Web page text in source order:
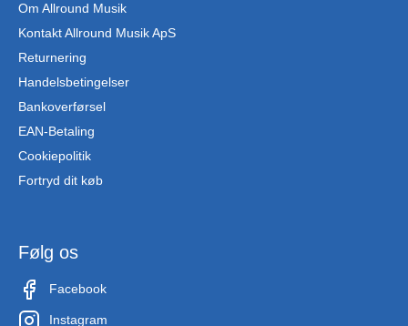
Om Allround Musik
Kontakt Allround Musik ApS
Returnering
Handelsbetingelser
Bankoverførsel
EAN-Betaling
Cookiepolitik
Fortryd dit køb
Følg os
Facebook
Instagram